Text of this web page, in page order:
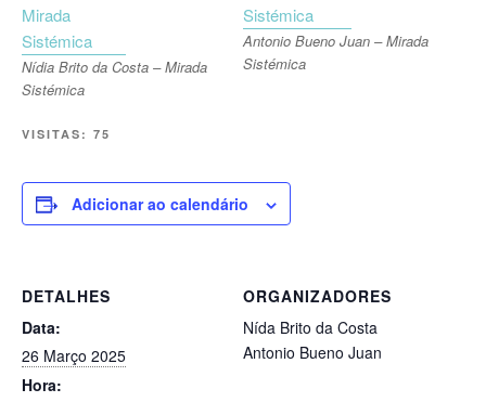
Nídia Brito da Costa – Mirada
Sistémica
Antonio Bueno Juan – Mirada
Sistémica
VISITAS: 75
Adicionar ao calendário
DETALHES
Data:
26 Março 2025
Hora:
ORGANIZADORES
Nída Brito da Costa
Antonio Bueno Juan